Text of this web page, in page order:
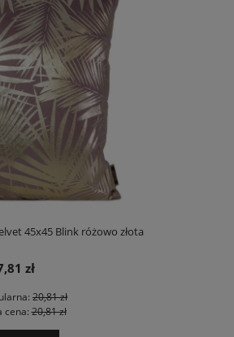
45x45 Blink różowo złota
zł
20,81 zł
cena:20,81 zł